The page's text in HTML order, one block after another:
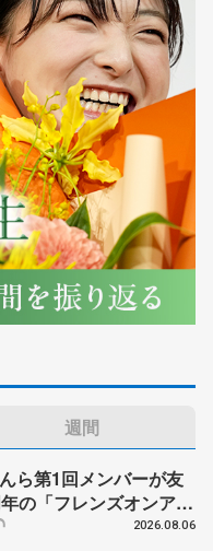
週間
ら第1回メンバーが友
の「フレンズオンアイ
さん、有川梨絵さん、
2026.08.06